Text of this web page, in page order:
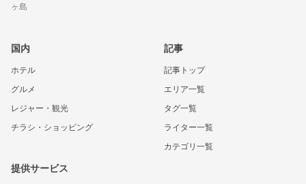
ヶ島
国内
ホテル
グルメ
レジャー・観光
チラシ・ショッピング
記事
記事トップ
エリア一覧
タグ一覧
ライター一覧
カテゴリ一覧
提供サービス